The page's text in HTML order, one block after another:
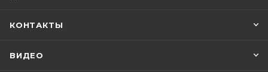
КОНТАКТЫ
ВИДЕО